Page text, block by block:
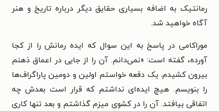
رمانتیک به اضافه بسیاری حقایق دیگر درباره تاریخ و هنر
آگاه خواهید شد.
موراکامی در پاسخ به این سوال که ایده رمانش را از کجا
آورده، گفته است: «نمی‌دانم. آن را از جایی در اعماق ذهنم
بیرون کشیدم. یک دفعه خواستم اولین و دومین پاراگراف‌ها
را بنویسم. هیچ ایده‌ای نداشتم که قرار است بعدش چه
اتفاقی بیافتد. آن را در کشوی میزم گذاشتم و بعد تنها کاری